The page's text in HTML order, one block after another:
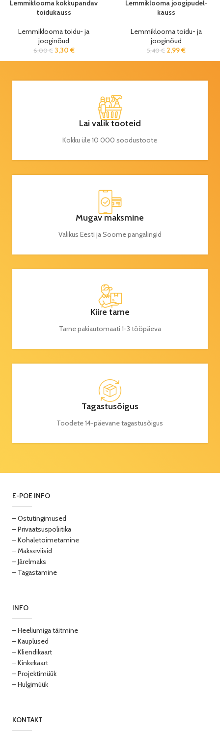
Lemmiklooma kokkupandav
toidukauss
Lemmiklooma toidu- ja
jooginõud
6,00€ 3,30 €
Lemmiklooma joogipudel-
kauss
Lemmiklooma toidu- ja
jooginõud
5,40€ 2,99€
Lai valik tooteid
Kokku üle 10 000 soodustoote
Mugav maksmine
Valikus Eesti ja Soome pangalingid
Kiire tarne
Tarne pakiautomaati 1-3 tööpäeva
Tagastusõigus
Toodete 14-päevane tagastusõigus
E-POE INFO
– Ostutingimused
– Privaatsuspoliitika
– Kohaletoimetamine
– Makseviisid
– Järelmaks
– Tagastamine
INFO
– Heeliumiga täitmine
– Kauplused
– Kliendikaart
– Kinkekaart
– Projektimüük
– Hulgimüük
KONTAKT